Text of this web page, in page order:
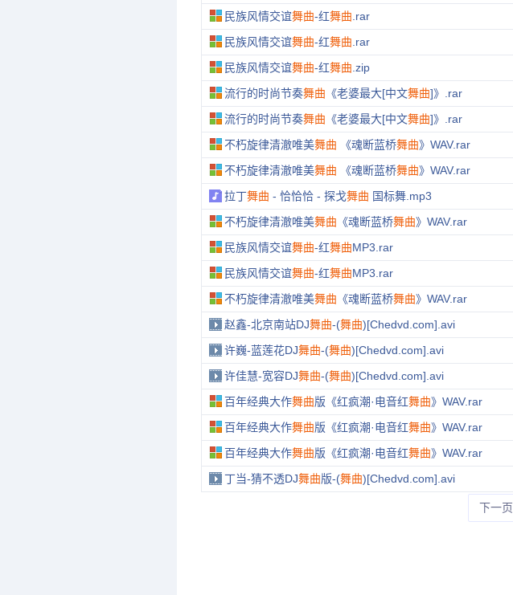
民族风情交谊舞曲-红舞曲 .rar
民族风情交谊舞曲-红舞曲 .rar
民族风情交谊舞曲-红舞曲 .zip
流行的时尚节奏舞曲 《老婆最大[中文舞曲]》.rar
流行的时尚节奏舞曲 《老婆最大[中文舞曲]》.rar
不朽旋律清澈唯美舞曲 《魂断蓝桥舞曲》WAV.rar
不朽旋律清澈唯美舞曲 《魂断蓝桥舞曲》WAV.rar
拉丁舞曲 - 恰恰恰 - 探戈舞曲 国标舞.mp3
不朽旋律清澈唯美舞曲 《魂断蓝桥舞曲》WAV.rar
民族风情交谊舞曲-红舞曲MP3.rar
民族风情交谊舞曲-红舞曲MP3.rar
不朽旋律清澈唯美舞曲 《魂断蓝桥舞曲》WAV.rar
赵鑫-北京南站DJ舞曲-(舞曲)[Chedvd.com].avi
许巍-蓝莲花DJ舞曲-(舞曲)[Chedvd.com].avi
许佳慧-宽容DJ舞曲-(舞曲)[Chedvd.com].avi
百年经典大作舞曲版《红疯潮·电音红舞曲》WAV.rar
百年经典大作舞曲版《红疯潮·电音红舞曲》WAV.rar
百年经典大作舞曲版《红疯潮·电音红舞曲》WAV.rar
丁当-猜不透DJ舞曲版-(舞曲)[Chedvd.com].avi
下一页